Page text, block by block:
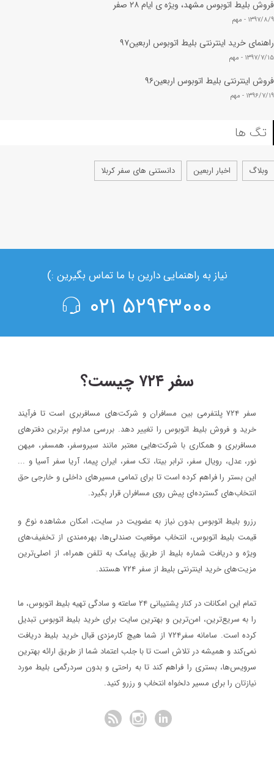
فروش بلیط اتوبوس مشهد، ویژه ی ایام ۲۸ صفر
۱۳۹۷/۸/۹ - مهم
راهنمای خرید اینترنتی بلیط اتوبوس اربعین۹۷
۱۳۹۷/۷/۱۵ - مهم
فروش اینترنتی بلیط اتوبوس اربعین۹۶
۱۳۹۶/۷/۱۹ - مهم
تگ ها
وبلاگ اخبار اربعین دانستنی های سفر کربلا
نیاز به راهنمایی دارین با ما تماس بگیرین :)
۵۲۹۴۳۰۰۰ ۰۲۱
سفر ۷۲۴ چیست؟
سفر ۷۲۴ پلتفرمی بین مسافران و شرکت‌های مسافربری است تا فرآیند
خرید و فروش بلیط اتوبوس را تغییر دهد. بررسی مداوم برترین دفترهای
مسافربری و همکاری با شرکت‌هایی معتبر مانند سیروسفر، همسفر، میهن‌
نور، عدل، رویال سفر، ترابر بیتا، تک سفر، ایران پیما، آریا سفر آسیا و ...
این بستر را فراهم کرده است تا برای تمامی مسیرهای داخلی و خارجی حق
انتخاب‌های گسترده‌ای پیش روی مسافران قرار بگیرد.
رزرو بلیط اتوبوس بدون نیاز به عضویت در سایت، امکان مشاهده نوع و
قیمت بلیط اتوبوس، انتخاب موقعیت صندلی‌ها، بهره‌مندی از تخفیف‌های
ویژه و دریافت شماره‌ بلیط از طریق پیامک به تلفن همراه، از اصلی‌ترین
مزیت‌های خرید اینترنتی بلیط از سفر ۷۲۴ هستند.
تمام این امکانات در کنار پشتیبانی‌ ۲۴ ساعته و سادگی تهیه بلیط اتوبوس، ما
را به سریع‌ترین، امن‌ترین و بهترین سایت برای خرید بلیط اتوبوس تبدیل
کرده است. سامانه سفر۷۲۴ از شما هیچ کارمزدی قبال خرید بلیط دریافت
نمی‌کند و همیشه در تلاش است تا با جلب اعتماد شما از طریق ارائه بهترین
سرویس‌ها، بستری را فراهم کند تا به راحتی و بدون سردرگمی بلیط مورد
نیازتان را برای مسیر دلخواه انتخاب و رزرو کنید.